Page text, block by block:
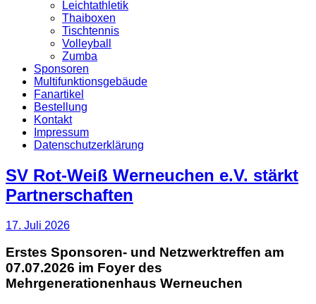
Leichtathletik
Thaiboxen
Tischtennis
Volleyball
Zumba
Sponsoren
Multifunktionsgebäude
Fanartikel
Bestellung
Kontakt
Impressum
Datenschutzerklärung
SV Rot-Weiß Werneuchen e.V. stärkt
Partnerschaften
17. Juli 2026
Erstes Sponsoren- und Netzwerktreffen am
07.07.2026 im Foyer des
Mehrgenerationenhaus Werneuchen